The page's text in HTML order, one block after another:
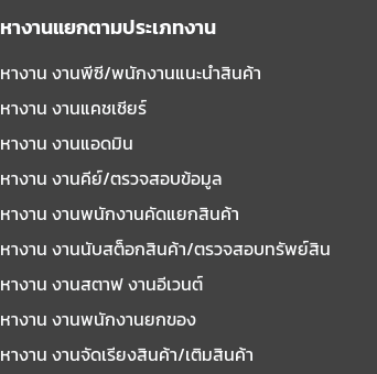
หางานแยกตามประเภทงาน
หางาน งานพีซี/พนักงานแนะนําสินค้า
หางาน งานแคชเชียร์
หางาน งานแอดมิน
หางาน งานคีย์/ตรวจสอบข้อมูล
หางาน งานพนักงานคัดแยกสินค้า
หางาน งานนับสต็อกสินค้า/ตรวจสอบทรัพย์สิน
หางาน งานสตาฟ งานอีเวนต์
หางาน งานพนักงานยกของ
หางาน งานจัดเรียงสินค้า/เติมสินค้า